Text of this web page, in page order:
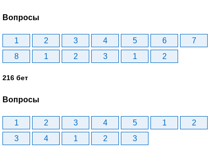
Вопросы
1 2 3 4 5 6
7
8
1 2 3 1 2
216 бет
Вопросы
1 2 3 4 5 1
2
3
4 1 2 3